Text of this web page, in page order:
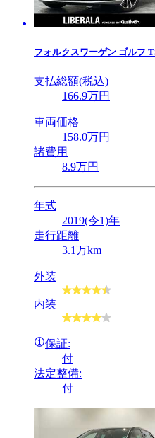
フォルクスワーゲン ゴルフ
支払総額(税込)
166.9万円
車両価格
158.0万円
諸費用
8.9万円
年式
2019(令1)年
走行距離
3.1万km
外装
内装
保証:
付
法定整備:
付